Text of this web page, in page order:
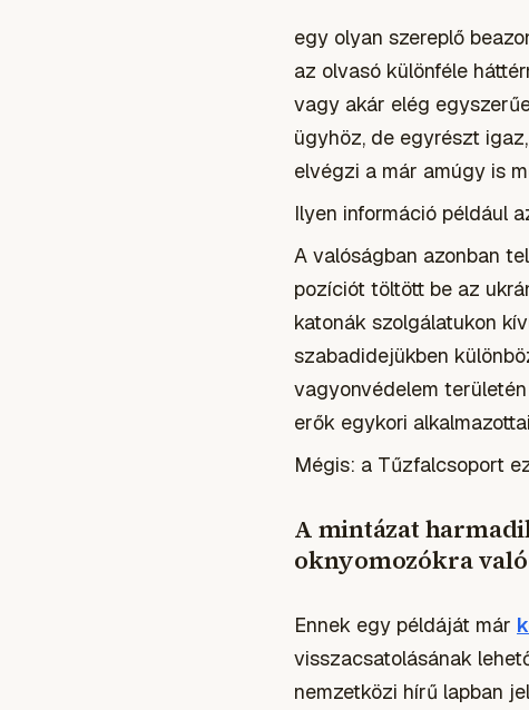
egy olyan szereplő
az olvasó különféle
vagy akár elég
ügyhöz, de egyrészt
elvégzi a már amúgy is
Ilyen információ például
A valóságban azonban
pozíciót töltött be az
katonák szolgálatukon
szabadidejükben
vagyonvédelem
erők egykori
Mégis: a Tűzfalcsoport
A mintázat
oknyomozókra
Ennek egy példáját már
visszacsatolásának
nemzetközi hírű lapban